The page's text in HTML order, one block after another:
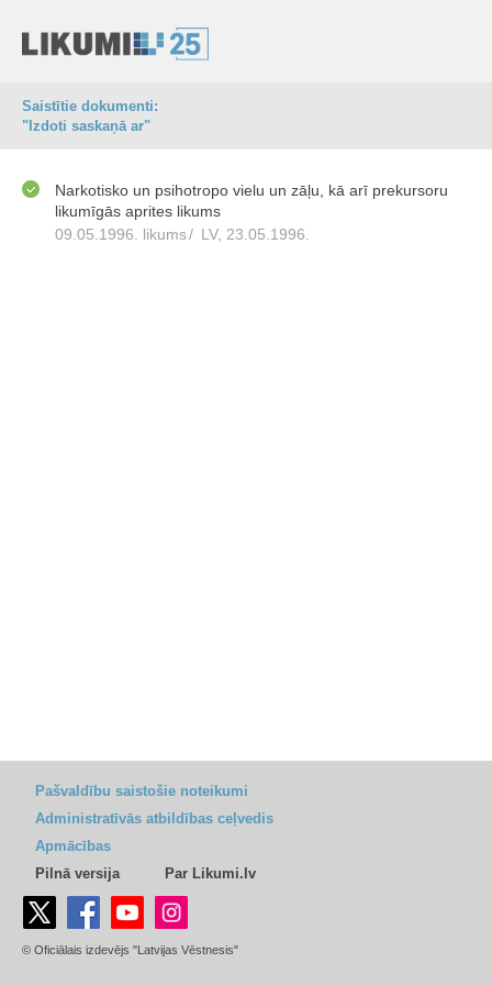
Saistītie dokumenti:
"Izdoti saskaņā ar"
Narkotisko un psihotropo vielu un zāļu, kā arī prekursoru
likumīgās aprites likums
09.05.1996. likums/ LV, 23.05.1996.
Pašvaldību saistošie noteikumi
Administratīvās atbildības ceļvedis
Apmācības
Pilnā versija
Par Likumi.lv
© Oficiālais izdevējs "Latvijas Vēstnesis"